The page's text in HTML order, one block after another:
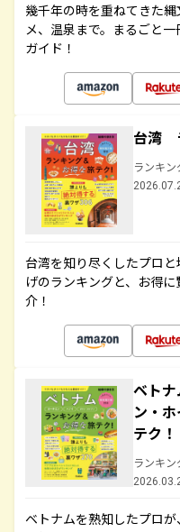
幾千年の時を重ねてきた
メ、温泉まで。まるごと
ガイド！
台湾
ランキ
台湾を知り尽くしたプロ
げのランキングと、お得
介！
ベト
ン・
テク！
ランキ
ベトナムを熟知したプロ